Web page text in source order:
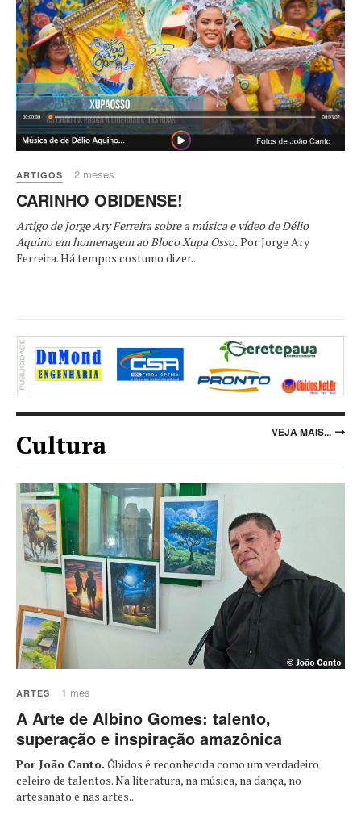
ARTIGOS 2 meses
CARINHO OBIDENSE!
Artigo de Jorge Ary Ferreira sobre a música e vídeo de Délio
Aquino em homenagem ao Bloco Xupa Osso. Por Jorge Ary
Ferreira. Há tempos costumo dizer...
Cultura VEJA MAIS...
ARTES 1 mes
A Arte de Albino Gomes: talento,
superação e inspiração amazônica
Por João Canto. Óbidos é reconhecida como um verdadeiro
celeiro de talentos. Na literatura, na música, na dança, no
artesanato e nas artes...